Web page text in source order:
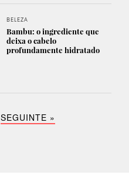
BELEZA
Bambu: o ingrediente que
deixa o cabelo
profundamente hidratado
SEGUINTE »